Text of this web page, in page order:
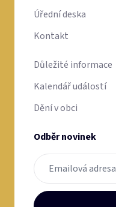
Úřední deska
Kontakt
Důležité informace
Kalendář událostí
Dění v obci
Odběr novinek